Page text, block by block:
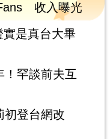
收入曝光
是真台大畢
！罕談前夫互
登台網改